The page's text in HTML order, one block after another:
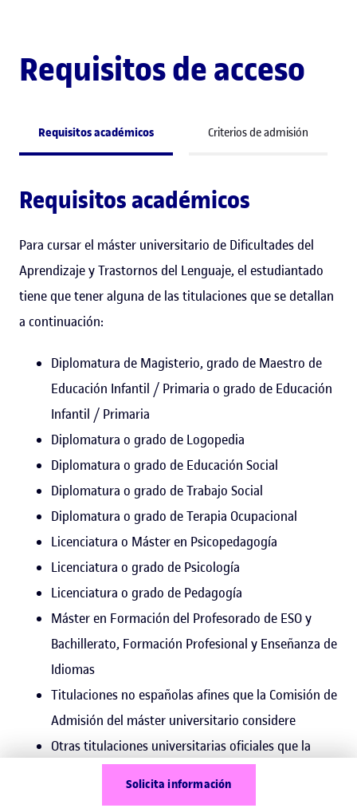
Solicita información
Requisitos de acceso
Requisitos académicos Criterios de admisión
Requisitos académicos
Para cursar el máster universitario de Dificultades del
Aprendizaje y Trastornos del Lenguaje, el estudiantado
tiene que tener alguna de las titulaciones que se detallan
a continuación:
Diplomatura de Magisterio, grado de Maestro de
Educación Infantil / Primaria o grado de Educación
Infantil / Primaria
Diplomatura o grado de Logopedia
Diplomatura o grado de Educación Social
Diplomatura o grado de Trabajo Social
Diplomatura o grado de Terapia Ocupacional
Licenciatura o Máster en Psicopedagogía
Licenciatura o grado de Psicología
Licenciatura o grado de Pedagogía
Máster en Formación del Profesorado de ESO y
Bachillerato, Formación Profesional y Enseñanza de
Idiomas
Titulaciones no españolas afines que la Comisión de
Admisión del máster universitario considere
Otras titulaciones universitarias oficiales que la